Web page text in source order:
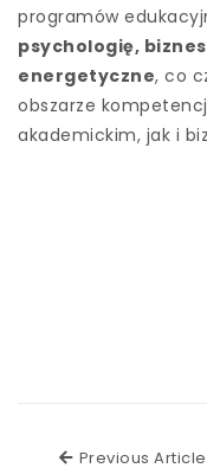
programów
psychologię,
energetyczne, co
obszarze
akademickim, jak i
Previous Article